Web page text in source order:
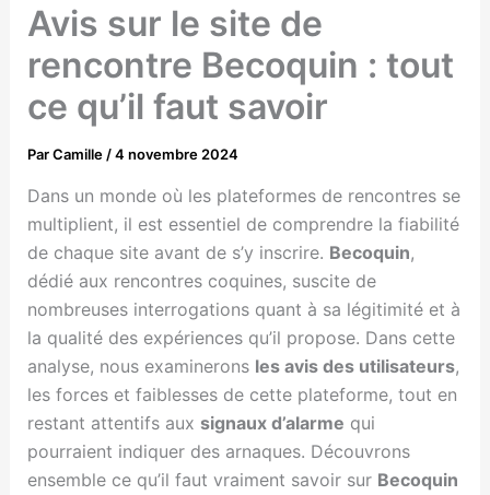
Avis sur le site de
rencontre Becoquin : tout
ce qu’il faut savoir
ParCamille /4 novembre 2024
Dans un monde où les plateformes de rencontres se
multiplient, il est essentiel de comprendre la fiabilité
de chaque site avant de s’y inscrire. Becoquin,
dédié aux rencontres coquines, suscite de
nombreuses interrogations quant à sa légitimité et à
la qualité des expériences qu’il propose. Dans cette
analyse, nous examinerons les avis des utilisateurs,
les forces et faiblesses de cette plateforme, tout en
restant attentifs aux signaux d’alarme qui
pourraient indiquer des arnaques. Découvrons
ensemble ce qu’il faut vraiment savoir sur Becoquin